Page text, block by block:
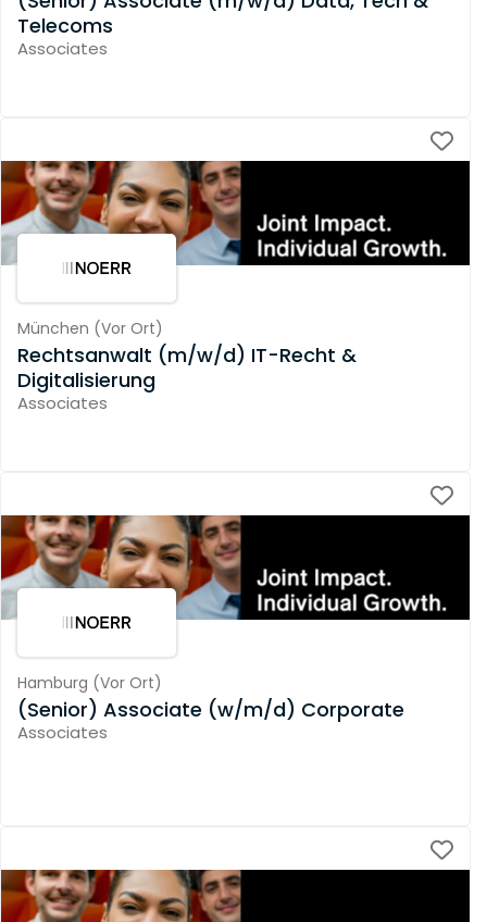
Telecoms
Associates
München (Vor Ort)
Rechtsanwalt (m/w/d) IT-Recht &
Digitalisierung
Associates
Hamburg (Vor Ort)
(Senior) Associate (w/m/d) Corporate
Associates